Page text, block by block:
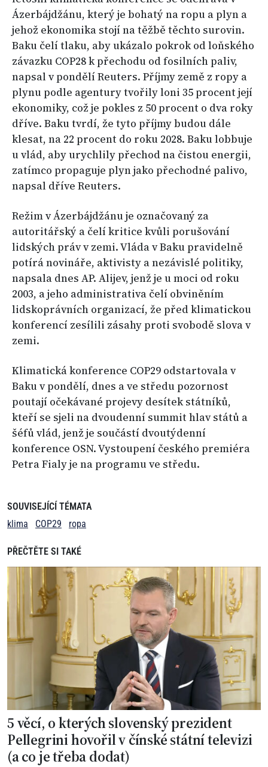
Ázerbájdžánu, který je bohatý na ropu a plyn a
jehož ekonomika stojí na těžbě těchto surovin.
Baku čelí tlaku, aby ukázalo pokrok od loňského
závazku COP28 k přechodu od fosilních paliv,
napsal v pondělí Reuters. Příjmy země z ropy a
plynu podle agentury tvořily loni 35 procent její
ekonomiky, což je pokles z 50 procent o dva roky
dříve. Baku tvrdí, že tyto příjmy budou dále
klesat, na 22 procent do roku 2028. Baku lobbuje
u vlád, aby urychlily přechod na čistou energii,
zatímco propaguje plyn jako přechodné palivo,
napsal dříve Reuters.
Režim v Ázerbájdžánu je označovaný za
autoritářský a čelí kritice kvůli porušování
lidských práv v zemi. Vláda v Baku pravidelně
potírá novináře, aktivisty a nezávislé politiky,
napsala dnes AP. Alijev, jenž je u moci od roku
2003, a jeho administrativa čelí obviněním
lidskoprávních organizací, že před klimatickou
konferencí zesílili zásahy proti svobodě slova v
zemi.
Klimatická konference COP29 odstartovala v
Baku v pondělí, dnes a ve středu pozornost
poutají očekávané projevy desítek státníků,
kteří se sjeli na dvoudenní summit hlav států a
šéfů vlád, jenž je součástí dvoutýdenní
konference OSN. Vystoupení českého premiéra
Petra Fialy je na programu ve středu.
SOUVISEJÍCÍ TÉMATA
klima
COP29 ropa
PŘEČTĚTE SI TAKÉ
5 věcí, o kterých slovenský prezident
Pellegrini hovořil v čínské státní televizi
(a co je třeba dodat)